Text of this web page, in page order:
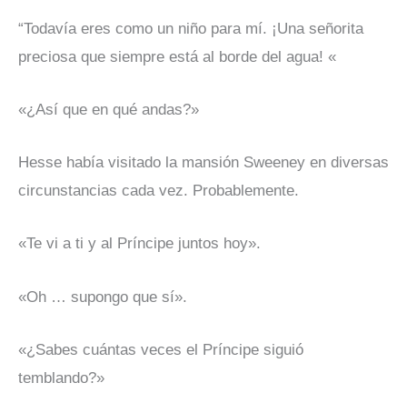
“Todavía eres como un niño para mí. ¡Una señorita
preciosa que siempre está al borde del agua! «
«¿Así que en qué andas?»
Hesse había visitado la mansión Sweeney en diversas
circunstancias cada vez. Probablemente.
«Te vi a ti y al Príncipe juntos hoy».
«Oh … supongo que sí».
«¿Sabes cuántas veces el Príncipe siguió
temblando?»